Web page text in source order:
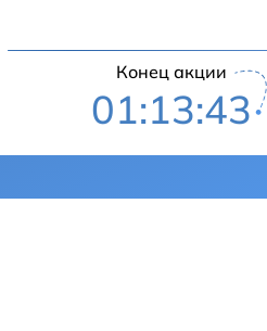
Конец акции
01:13:42